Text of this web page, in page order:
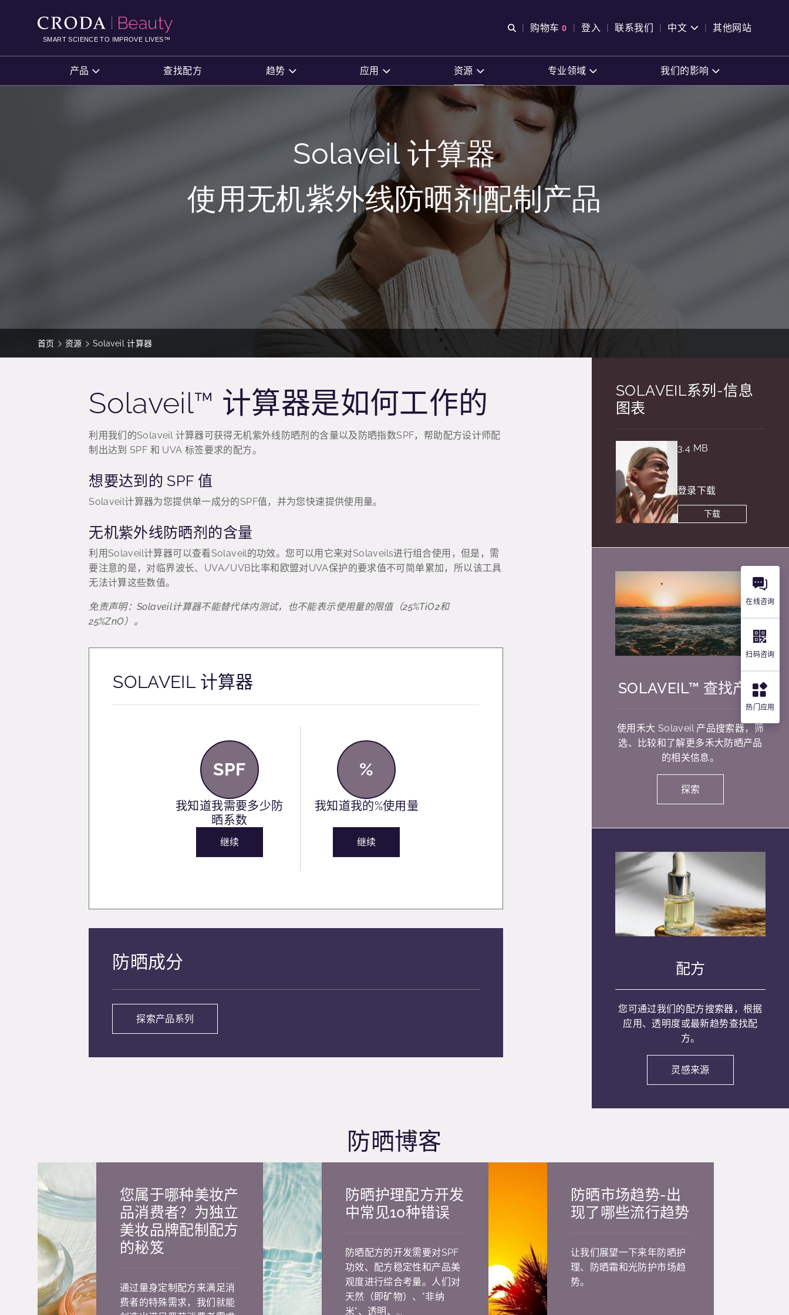
CONTENTSMART SCIENCE TO IMPROVE LIVES™
Open Search
购物车 0
查看购物车
登入 联系我们 中文 其他网站
产品 查找配方 趋势 应用 资源 专业领域 我们的影响
Solaveil 计算器
使用无机紫外线防晒剂配制产品
首页 资源 Solaveil 计算器
Solaveil™ 计算器是如何工作的
利用我们的Solaveil 计算器可获得无机紫外线防晒剂的含量以及防晒指数SPF，帮助配方设计师配
制出达到 SPF 和 UVA 标签要求的配方。
想要达到的 SPF 值
Solaveil计算器为您提供单一成分的SPF值，并为您快速提供使用量。
无机紫外线防晒剂的含量
利用Solaveil计算器可以查看Solaveil的功效。您可以用它来对Solaveils进行组合使用，但是，需
要注意的是，对临界波长、UVA/UVB比率和欧盟对UVA保护的要求值不可简单累加，所以该工具
无法计算这些数值。
免责声明：Solaveil计算器不能替代体内测试，也不能表示使用量的限值（25%TiO2和
25%ZnO）。
SOLAVEIL 计算器
SPF
我知道我需要多少防
晒系数
继续
%
我知道我的%使用量
继续
防晒成分
探索产品系列
SOLAVEIL系列-信息
图表
3.4 MB
登录下载
下载
SOLAVEIL™ 查找产品
使用禾大 Solaveil 产品搜索器，筛
选、比较和了解更多禾大防晒产品
的相关信息。
探索
配方
您可通过我们的配方搜索器，根据
应用、透明度或最新趋势查找配
方。
灵感来源
防晒博客
您属于哪种美妆产
品消费者？为独立
美妆品牌配制配方
的秘笈
通过量身定制配方来满足消
费者的特殊需求，我们就能
防晒护理配方开发
中常见10种错误
防晒配方的开发需要对SPF
功效、配方稳定性和产品美
观度进行综合考量。人们对
天然（即矿物）、"非纳
米"、透明、...
防晒市场趋势-出
现了哪些流行趋势
让我们展望一下来年防晒护
理、防晒霜和光防护市场趋
势。
在线咨询
扫码咨询
热门应用